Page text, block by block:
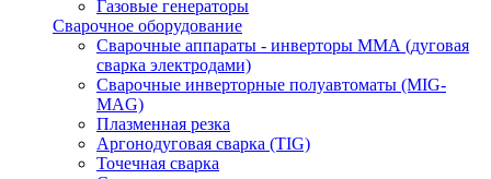
Газовые генераторы
Сварочное оборудование
Сварочные аппараты - инверторы ММА (дуговая
сварка электродами)
Сварочные инверторные полуавтоматы (MIG-
MAG)
Плазменная резка
Аргонодуговая сварка (TIG)
Точечная сварка